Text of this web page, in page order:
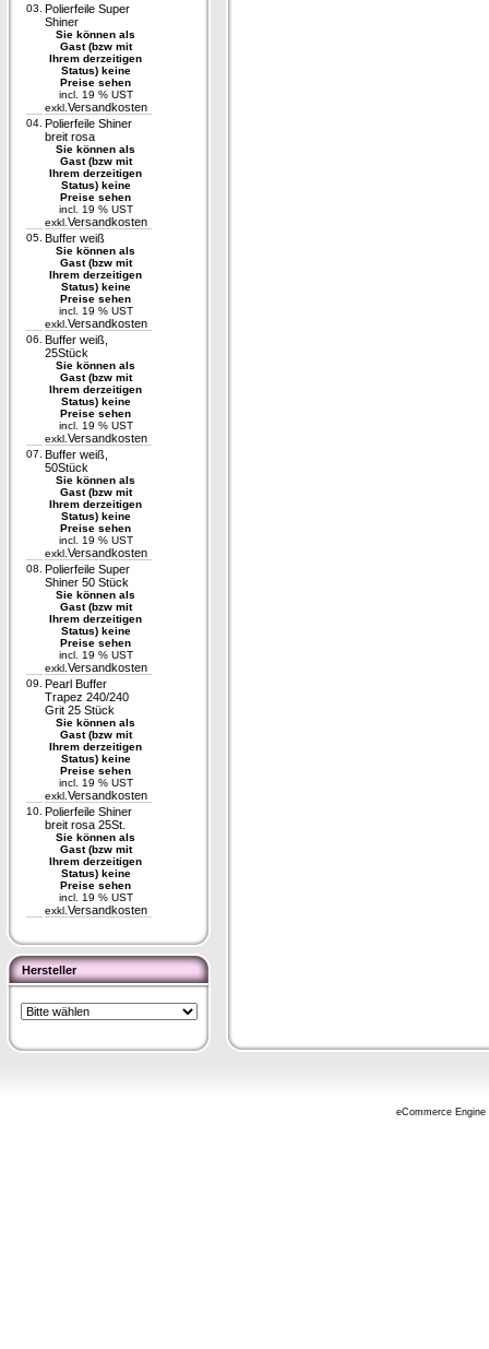
03. Polierfeile Super
Shiner
Sie können als
Gast (bzw mit
Ihrem derzeitigen
Status) keine
Preise sehen
incl. 19 % UST
exkl. Versandkosten
04. Polierfeile Shiner
breit rosa
Sie können als
Gast (bzw mit
Ihrem derzeitigen
Status) keine
Preise sehen
incl. 19 % UST
exkl. Versandkosten
05. Buffer weiß
Sie können als
Gast (bzw mit
Ihrem derzeitigen
Status) keine
Preise sehen
incl. 19 % UST
exkl. Versandkosten
06. Buffer weiß,
25Stück
Sie können als
Gast (bzw mit
Ihrem derzeitigen
Status) keine
Preise sehen
incl. 19 % UST
exkl. Versandkosten
07. Buffer weiß,
50Stück
Sie können als
Gast (bzw mit
Ihrem derzeitigen
Status) keine
Preise sehen
incl. 19 % UST
exkl. Versandkosten
08. Polierfeile Super
Shiner 50 Stück
Sie können als
Gast (bzw mit
Ihrem derzeitigen
Status) keine
Preise sehen
incl. 19 % UST
exkl. Versandkosten
09. Pearl Buffer
Trapez 240/240
Grit 25 Stück
Sie können als
Gast (bzw mit
Ihrem derzeitigen
Status) keine
Preise sehen
incl. 19 % UST
exkl. Versandkosten
10. Polierfeile Shiner
breit rosa 25St.
Sie können als
Gast (bzw mit
Ihrem derzeitigen
Status) keine
Preise sehen
incl. 19 % UST
exkl. Versandkosten
Hersteller
eCommerce